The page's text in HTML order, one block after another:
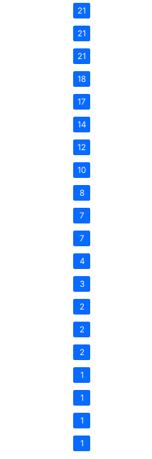
21
21
21
18
17
14
12
10
8
7
7
4
3
2
2
2
1
1
1
1